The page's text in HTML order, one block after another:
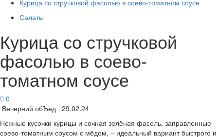
Курица со стручковой фасолью в соево-томатном соусе
Салаты
Курица со стручковой
фасолью в соево-
томатном соусе
0
Вечерний обЪед 29.02.24
Нежные кусочки курицы и сочная зелёная фасоль, заправленные
соево-томатным соусом с мёдом, – идеальный вариант быстрого и